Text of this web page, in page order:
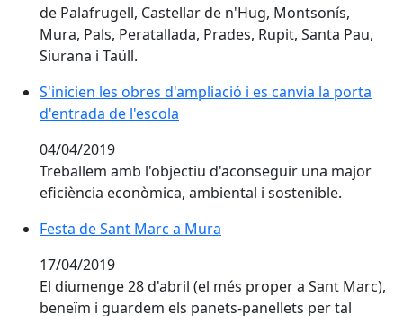
de Palafrugell, Castellar de n'Hug, Montsonís,
Mura, Pals, Peratallada, Prades, Rupit, Santa Pau,
Siurana i Taüll.
S'inicien les obres d'ampliació i es canvia la porta
S'inicien les obres d'ampliació i es canvia la porta
d'entrada de l'escola
04/04/2019
Treballem amb l'objectiu d'aconseguir una major
eficiència econòmica, ambiental i sostenible.
Festa de Sant Marc a Mura
Festa de Sant Marc a Mura
17/04/2019
El diumenge 28 d'abril (el més proper a Sant Marc),
beneïm i guardem els panets-panellets per tal